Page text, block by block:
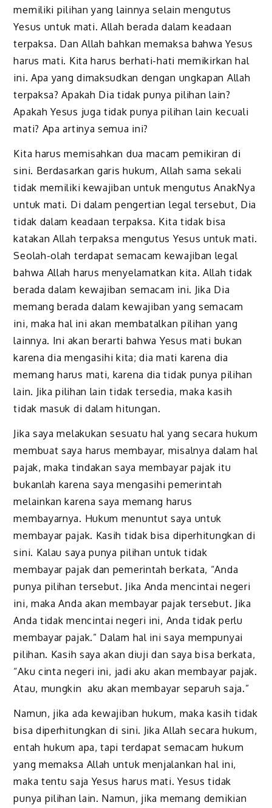
memiliki pilihan yang lainnya selain mengutus
Yesus untuk mati. Allah berada dalam keadaan
terpaksa. Dan Allahbahkanmemaksa bahwa Yesus
harus mati. Kita harus berhati-hati memikirkan hal
ini. Apa yangdimaksudkan dengan ungkapan Allah
terpaksa?Apakah Dia tidak punya pilihan lain?
Apakah Yesus juga tidak punya pilihan lain kecuali
mati? Apa artinya semua ini?
Kita harus memisahkan dua macam pemikiran di
sini. Berdasarkan garis hukum, Allah sama sekali
tidak memiliki kewajiban untuk mengutus AnakNya
untuk mati. Di dalam pengertian legal tersebut, Dia
tidak dalam keadaan terpaksa. Kita tidak bisa
katakan Allah terpaksa mengutus Yesus untuk mati.
Seolah-olah terdapat semacam kewajiban legal
bahwa Allah harus menyelamatkan kita. Allah tidak
berada dalam kewajiban semacam ini. Jika Dia
memang berada dalam kewajiban yang semacam
ini, maka hal ini akan membatalkan pilihan yang
lainnya. Ini akan berarti bahwa Yesus mati bukan
karena dia mengasihi kita; dia mati karena dia
memang harus mati, karena dia tidak punya pilihan
lain. Jika pilihan lain tidak tersedia, maka kasih
tidak masuk di dalam hitungan.
Jika saya melakukan sesuatu hal yang secara hukum
membuat saya harus membayar, misalnya dalam hal
pajak, maka tindakan saya membayar pajak itu
bukanlah karena saya mengasihi pemerintah
melainkan karena saya memang harus
membayarnya. Hukum menuntut saya untuk
membayar pajak. Kasih tidak bisa diperhitungkan di
sini. Kalau saya punya pilihan untuk tidak
membayar pajak dan pemerintah berkata, “Anda
punya pilihan tersebut. Jika Anda mencintai negeri
ini, maka Anda akan membayar pajak tersebut. Jika
Anda tidak mencintai negeri ini, Anda tidak perlu
membayar pajak.” Dalam hal ini saya mempunyai
pilihan. Kasih saya akan diuji dan saya bisa berkata,
“Aku cinta negeri ini, jadi aku akan membayar pajak.
Atau, mungkin aku akan membayar separuh saja.”
Namun, jika ada kewajiban hukum, maka kasih tidak
bisa diperhitungkan di sini. Jika Allah secara hukum,
entah hukum apa, tapi terdapat semacam hukum
yang memaksa Allah untuk menjalankan hal ini,
maka tentu saja Yesus harus mati. Yesus tidak
punya pilihan lain. Namun, jika memang demikian